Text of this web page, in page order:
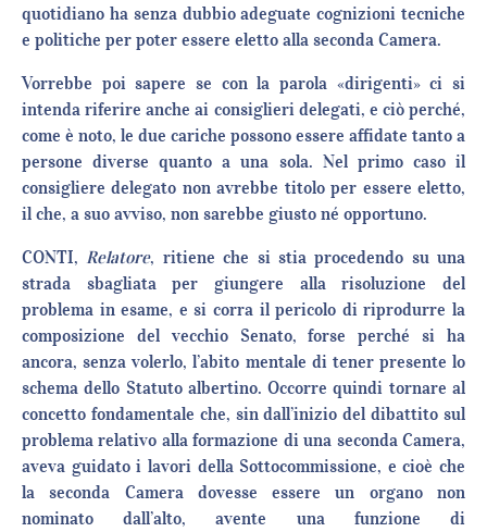
quotidiano ha senza dubbio adeguate cognizioni tecniche
e politiche per poter essere eletto alla seconda Camera.
Vorrebbe poi sapere se con la parola «dirigenti» ci si
intenda riferire anche ai consiglieri delegati, e ciò perché,
come è noto, le due cariche possono essere affidate tanto a
persone diverse quanto a una sola. Nel primo caso il
consigliere delegato non avrebbe titolo per essere eletto,
il che, a suo avviso, non sarebbe giusto né opportuno.
CONTI,Relatore, ritiene che si stia procedendo su una
strada sbagliata per giungere alla risoluzione del
problema in esame, e si corra il pericolo di riprodurre la
composizione del vecchio Senato, forse perché si ha
ancora, senza volerlo, l’abito mentale di tener presente lo
schema dello Statuto albertino. Occorre quindi tornare al
concetto fondamentale che, sin dall’inizio del dibattito sul
problema relativo alla formazione di una seconda Camera,
aveva guidato i lavori della Sottocommissione, e cioè che
la seconda Camera dovesse essere un organo non
nominato dall’alto, avente una funzione di